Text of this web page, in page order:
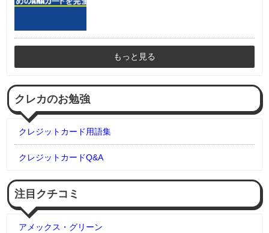
もっと見る
クレカのお勉強
クレジットカード用語集
クレジットカードQ&A
注目クチコミ
アメックス・グリーン